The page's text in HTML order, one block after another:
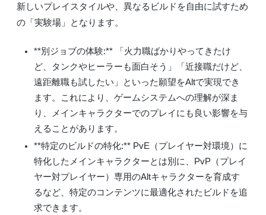
新しいプレイスタイルや、異なるビルドを自由に試すため
の「実験場」となります。
**別ジョブの体験:** 「火力職ばかりやってきたけ
ど、タンクやヒーラーも面白そう」「近接職だけど、
遠距離職も試したい」といった願望をAltで実現でき
ます。これにより、ゲームシステムへの理解が深ま
り、メインキャラクターでのプレイにも良い影響を与
えることがあります。
**特定のビルドの特化:** PvE（プレイヤー対環境）に
特化したメインキャラクターとは別に、PvP（プレイ
ヤー対プレイヤー）専用のAltキャラクターを育成す
るなど、特定のコンテンツに最適化されたビルドを追
求できます。